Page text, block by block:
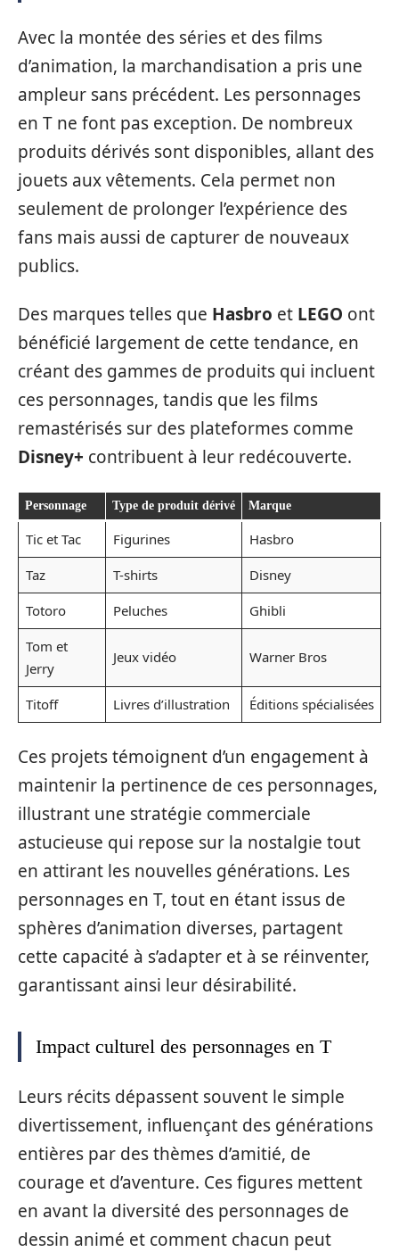
Avec la montée des séries et des films
d’animation, la marchandisation a pris une
ampleur sans précédent. Les personnages
en T ne font pas exception. De nombreux
produits dérivés sont disponibles, allant des
jouets aux vêtements. Cela permet non
seulement de prolonger l’expérience des
fans mais aussi de capturer de nouveaux
publics.
Des marques telles que Hasbro et LEGO ont
bénéficié largement de cette tendance, en
créant des gammes de produits qui incluent
ces personnages, tandis que les films
remastérisés sur des plateformes comme
Disney+ contribuent à leur redécouverte.
Personnage Type de produit dérivé Marque
Tic et Tac Figurines
Hasbro
Taz
T-shirts
Disney
Totoro
Peluches
Ghibli
Tom et
Jerry
Jeux vidéo Warner Bros
Titoff Livres d’illustration Éditions spécialisées
Ces projets témoignent d’un engagement à
maintenir la pertinence de ces personnages,
illustrant une stratégie commerciale
astucieuse qui repose sur la nostalgie tout
en attirant les nouvelles générations. Les
personnages en T, tout en étant issus de
sphères d’animation diverses, partagent
cette capacité à s’adapter et à se réinventer,
garantissant ainsi leur désirabilité.
Impact culturel des personnages en T
Leurs récits dépassent souvent le simple
divertissement, influençant des générations
entières par des thèmes d’amitié, de
courage et d’aventure. Ces figures mettent
en avant la diversité des personnages de
dessin animé et comment chacun peut